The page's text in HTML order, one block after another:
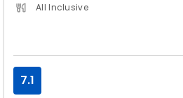
All Inclusive
7.1